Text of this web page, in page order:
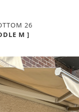
26
M ]